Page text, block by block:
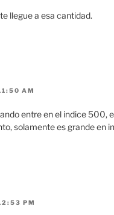
llegue a esa cantidad.
AM
entre en el indice
solamente es grande en
PM